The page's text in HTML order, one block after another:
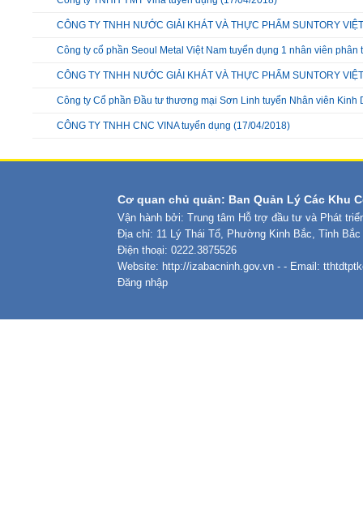
CÔNG TY TNHH NƯỚC GIẢI KHÁT VÀ THỰC PHẨM SUNTORY
Công ty cổ phần Seoul Metal Việt Nam tuyển dụng 1 nhân viên phân
CÔNG TY TNHH NƯỚC GIẢI KHÁT VÀ THỰC PHẨM SUNTORY
Công ty Cổ phần Đầu tư thương mại Sơn Linh tuyển Nhân viên Kinh
CÔNG TY TNHH CNC VINA tuyển dụng (17/04/2018)
Cơ quan chủ quản: Ban Quản Lý Các Khu
Vận hành bởi: Trung tâm Hỗ trợ đầu tư và Phát
Địa chỉ: 11 Lý Thái Tổ, Phường Kinh Bắc, Tỉnh Bắc
Điện thoại: 0222.3875526
Website: http://izabacninh.gov.vn - - Email:
Đăng nhập